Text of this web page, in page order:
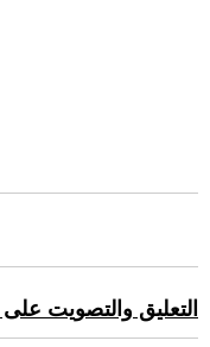
التعليق والتصويت